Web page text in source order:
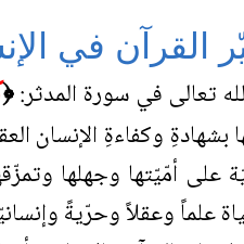
القرآن في
تعالى في سورة المدثر:﴿
وكفاءةِ الإنسان
على أمّيّتها وجهلها
علماً وعقلاً وحرّيةً